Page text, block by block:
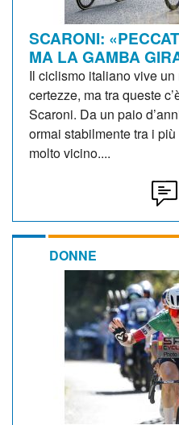
SCARONI:
MA LA GAMBA
Il ciclismo italiano vive
certezze, ma tra queste
Scaroni. Da un paio
ormai stabilmente tra i
molto vicino....
DONNE